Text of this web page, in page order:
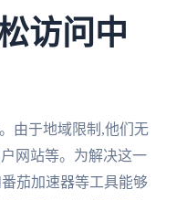
访问中
由于地域限制,他们无
网站等。为解决这一
茄加速器等工具能够